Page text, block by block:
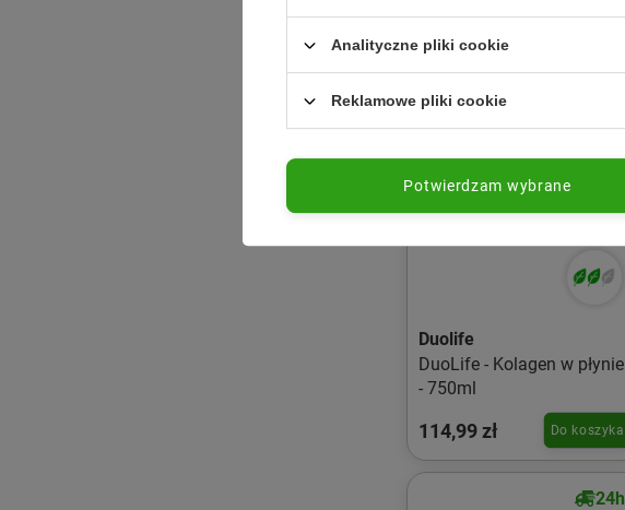
Duolife
DuoLife - Kolagen w płynie
- 750ml
114,99 zł Do koszyka
24h
Analityczne pliki cookie
Reklamowe pliki cookie
Potwierdzam wybrane